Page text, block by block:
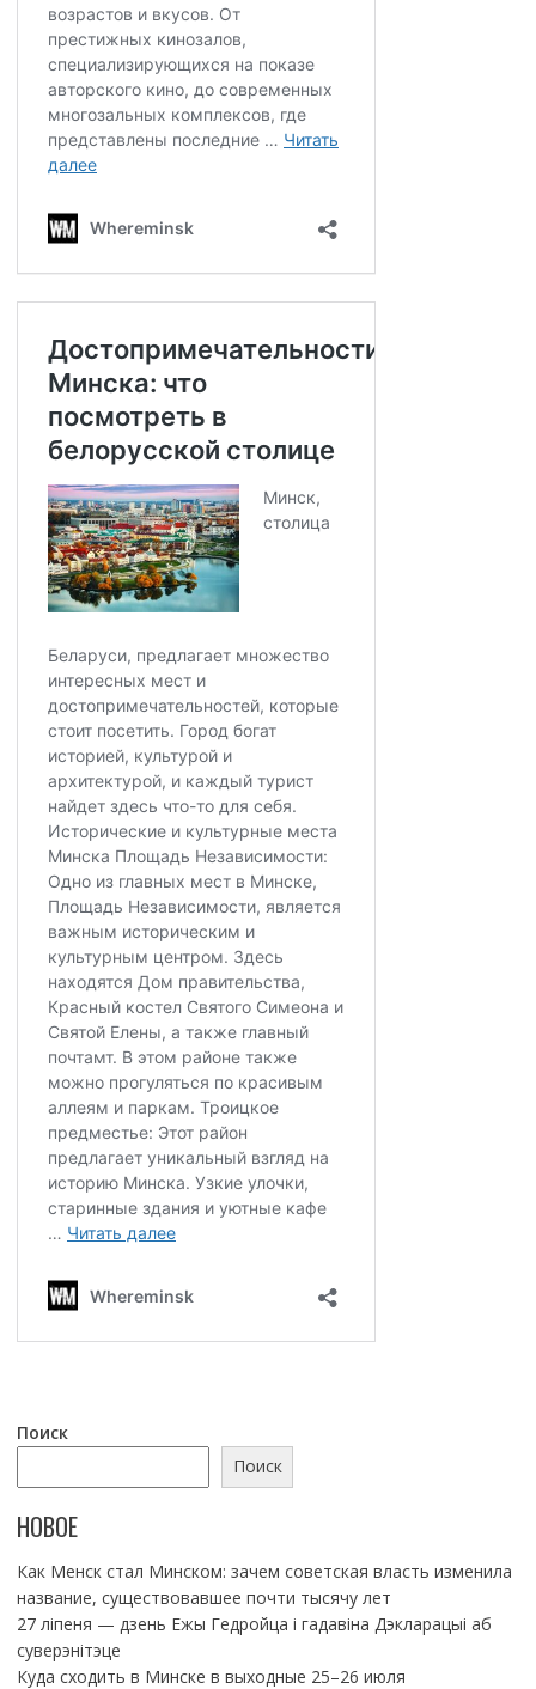
Поиск
Поиск
НОВОЕ
Как Менск стал Минском: зачем советская власть изменила
название, существовавшее почти тысячу лет
27 ліпеня — дзень Ежы Гедройца і гадавіна Дэкларацыі аб
суверэнітэце
Куда сходить в Минске в выходные 25–26 июля